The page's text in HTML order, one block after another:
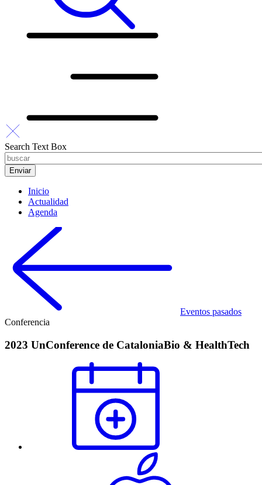
Search Text Box
Inicio
Actualidad
Agenda
Eventos pasados
Conferencia
2023 UnConference de CataloniaBio & HealthTech